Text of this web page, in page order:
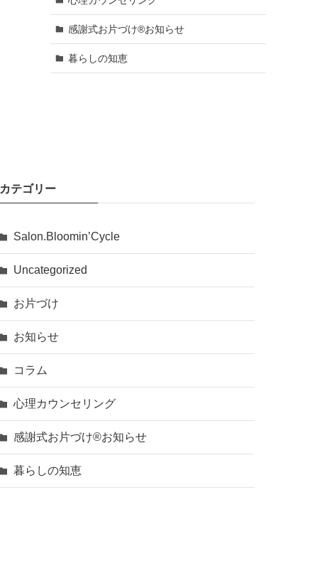
感謝式お片づけ®お知らせ
暮らしの知恵
カテゴリー
Salon.Bloomin’Cycle
Uncategorized
お片づけ
お知らせ
コラム
心理カウンセリング
感謝式お片づけ®お知らせ
暮らしの知恵